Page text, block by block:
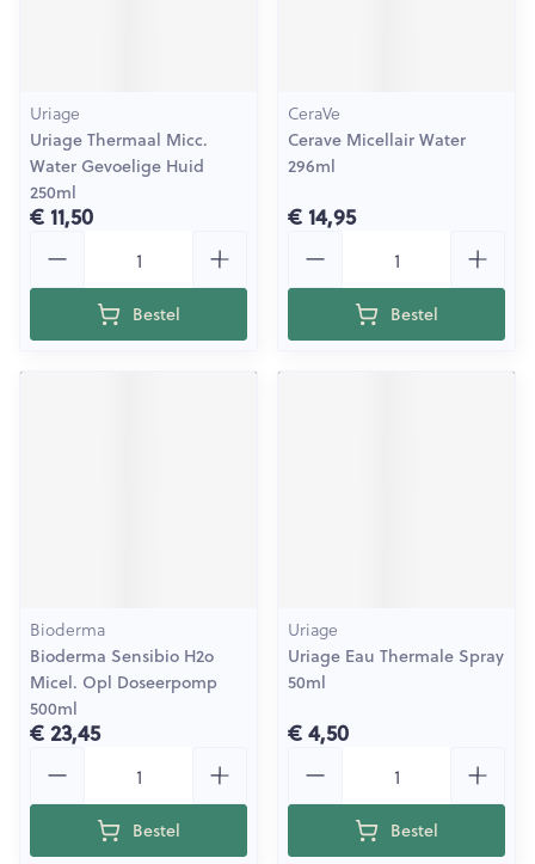
Uriage
Uriage Thermaal Micc.
Water Gevoelige Huid
250ml
€ 11,50
Bestel
CeraVe
Cerave Micellair Water
296ml
€ 14,95
Bestel
Bioderma
Bioderma Sensibio H2o
Micel. Opl Doseerpomp
500ml
€ 23,45
Bestel
Uriage
Uriage Eau Thermale Spray
50ml
€ 4,50
Bestel